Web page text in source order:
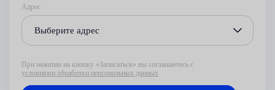
Адрес
Выберите адрес
При нажатии на кнопку «Записаться» вы соглашаетесь с
условиями обработки персональных данных